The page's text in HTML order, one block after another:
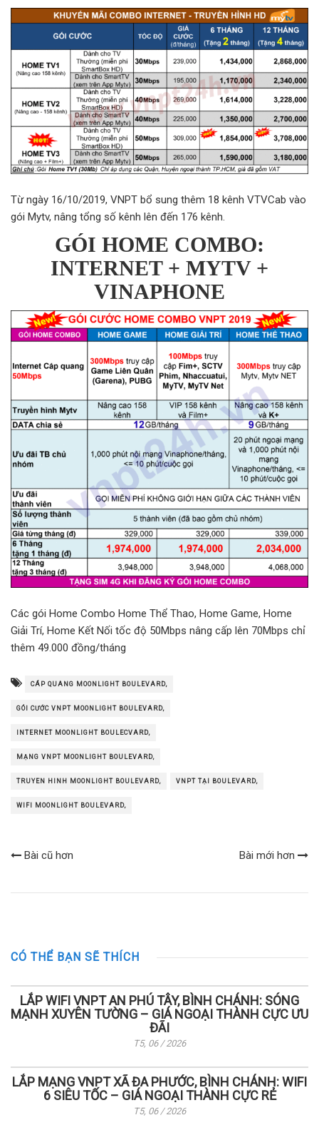
Từ ngày 16/10/2019, VNPT bổ sung thêm 18 kênh VTVCab vào
gói Mytv, nâng tổng số kênh lên đến 176 kênh.
GÓI HOME COMBO:
INTERNET + MYTV +
VINAPHONE
Các gói Home Combo Home Thể Thao, Home Game, Home
Giải Trí, Home Kết Nối tốc độ 50Mbps nâng cấp lên 70Mbps chỉ
thêm 49.000 đồng/tháng
CÁP QUANG MOONLIGHT BOULEVARD,
GÓI CƯỚC VNPT MOONLIGHT BOULEVARD,
INTERNET MOONLIGHT BOULECVARD,
MẠNG VNPT MOONLIGHT BOULEVARD,
TRUYEN HINH MOONLIGHT BOULEVARD, VNPT TẠI BOULEVARD,
WIFI MOONLIGHT BOULEVARD,
Bài cũ hơn Bài mới hơn
CÓ THỂ BẠN SẼ THÍCH
LẮP WIFI VNPT AN PHÚ TÂY, BÌNH CHÁNH: SÓNG
MẠNH XUYÊN TƯỜNG – GIÁ NGOẠI THÀNH CỰC ƯU
ĐÃI
T5, 06 / 2026
LẮP MẠNG VNPT XÃ ĐA PHƯỚC, BÌNH CHÁNH: WIFI
6 SIÊU TỐC – GIÁ NGOẠI THÀNH CỰC RẺ
T5, 06 / 2026